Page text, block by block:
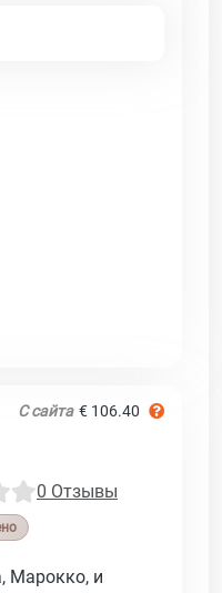
С сайта € 106.40
0 Отзывы
Марокко, и